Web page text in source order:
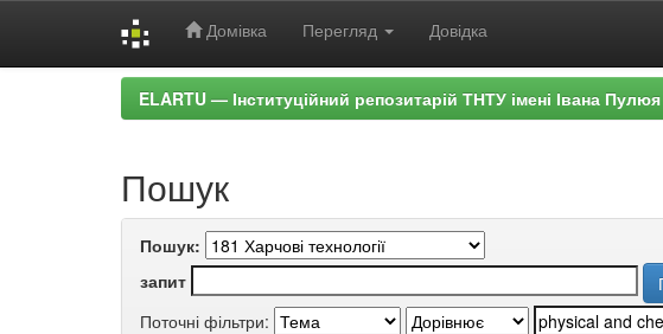
Домівка Перегляд Довідка
ELARTU — Інституційний репозитарій ТНТУ імені Івана Пулюя
Пошук
Пошук:
запит
Поточні фільтри: